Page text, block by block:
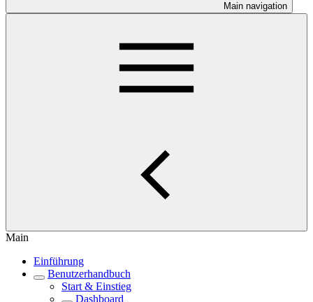
Main navigation
Main
Einführung
Benutzerhandbuch
Start & Einstieg
Dashboard